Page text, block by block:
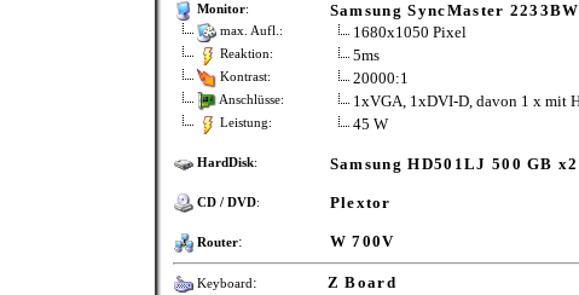
Monitor: Samsung SyncMaster 2233BW
max. Aufl.: 1680x1050 Pixel
Reaktion: 5ms
Kontrast: 20000:1
Anschlüsse: 1xVGA, 1xDVI-D, davon 1 x mit
Leistung: 45 W
HardDisk: Samsung HD501LJ 500 GB x2
CD / DVD: Plextor
Router: W 700V
Keyboard: Z Board